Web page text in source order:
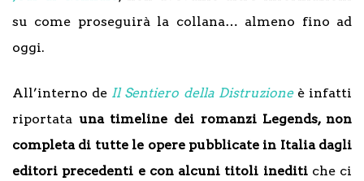
su come proseguirà la collana… almeno fino ad
oggi.
All’interno de Il Sentiero della Distruzioneè infatti
riportata una timeline dei romanzi Legends, non
completa di tutte le opere pubblicate in Italia dagli
editori precedenti e con alcuni titoli ineditiche ci